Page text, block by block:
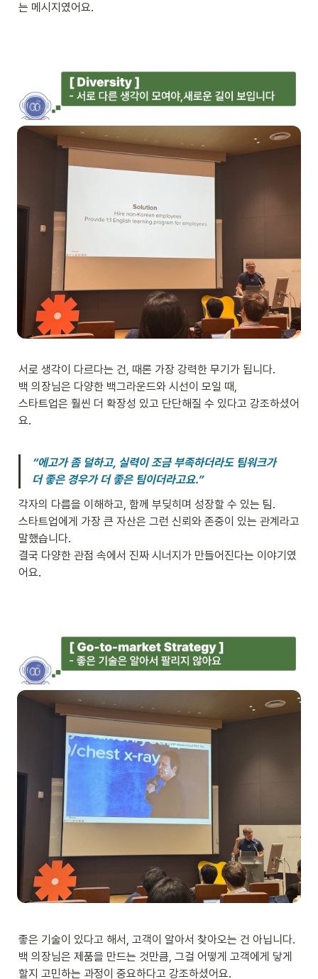
는 메시지였어요.
서로 생각이 다르다는 건, 때론 가장 강력한 무기가 됩니다.
백 의장님은 다양한 백그라운드와 시선이 모일 때,
스타트업은 훨씬 더 확장성 있고 단단해질 수 있다고 강조하셨어
요.
“에고가 좀 덜하고, 실력이 조금 부족하더라도 팀워크가
더 좋은 경우가 더 좋은 팀이더라고요.”
각자의 다름을 이해하고, 함께 부딪히며 성장할 수 있는 팀.
스타트업에게 가장 큰 자산은 그런 신뢰와 존중이 있는 관계라고
말했습니다.
결국 다양한 관점 속에서 진짜 시너지가 만들어진다는 이야기였
어요.
좋은 기술이 있다고 해서, 고객이 알아서 찾아오는 건 아닙니다.
백 의장님은 제품을 만드는 것만큼, 그걸 어떻게 고객에게 닿게
할지 고민하는 과정이 중요하다고 강조하셨어요.